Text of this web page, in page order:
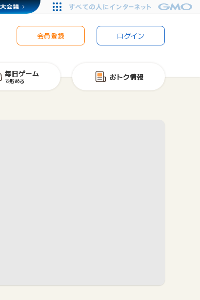
会員登録 ログイン
毎日ゲーム
で貯める おトク情報